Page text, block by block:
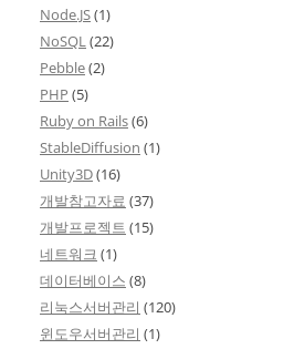
Node.JS(1)
NoSQL(22)
Pebble(2)
PHP (5)
Ruby on Rails(6)
StableDiffusion (1)
Unity3D(16)
개발참고자료 (37)
개발프로젝트 (15)
네트워크 (1)
데이터베이스 (8)
리눅스서버관리 (120)
윈도우서버관리 (1)